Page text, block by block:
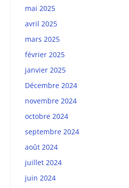
mai 2025
avril 2025
mars 2025
février 2025
janvier 2025
Décembre 2024
novembre 2024
octobre 2024
septembre 2024
août 2024
juillet 2024
juin 2024